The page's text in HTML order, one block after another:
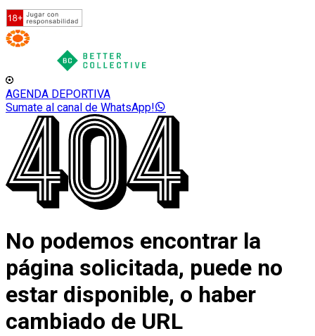
AGENDA DEPORTIVA
Sumate al canal de WhatsApp!
No podemos encontrar la
página solicitada, puede no
estar disponible, o haber
cambiado de URL